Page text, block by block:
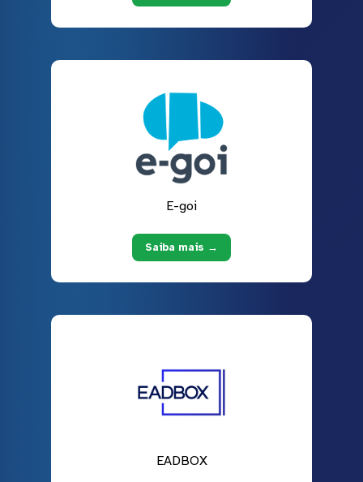
E-goi
Saiba mais →
EADBOX